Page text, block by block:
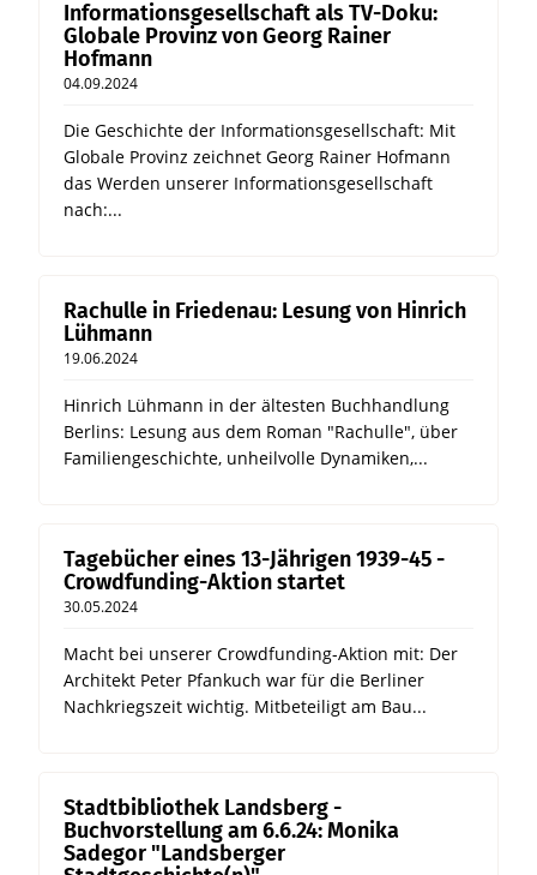
Informationsgesellschaft als TV-Doku:
Globale Provinz von Georg Rainer
Hofmann
04.09.2024
Die Geschichte der Informationsgesellschaft: Mit
Globale Provinz zeichnet Georg Rainer Hofmann
das Werden unserer Informationsgesellschaft
nach:...
Rachulle in Friedenau: Lesung von Hinrich
Lühmann
19.06.2024
Hinrich Lühmann in der ältesten Buchhandlung
Berlins: Lesung aus dem Roman "Rachulle", über
Familiengeschichte, unheilvolle Dynamiken,...
Tagebücher eines 13-Jährigen 1939-45 -
Crowdfunding-Aktion startet
30.05.2024
Macht bei unserer Crowdfunding-Aktion mit: Der
Architekt Peter Pfankuch war für die Berliner
Nachkriegszeit wichtig. Mitbeteiligt am Bau...
Stadtbibliothek Landsberg -
Buchvorstellung am 6.6.24: Monika
Sadegor "Landsberger